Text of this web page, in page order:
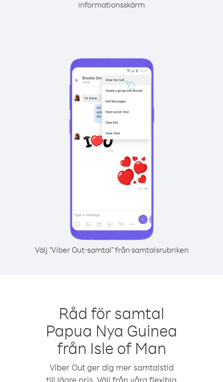
informationsskärm
Välj "Viber Out-samtal" från samtalsrubriken
Råd för samtal
Papua Nya Guinea
från Isle of Man
Viber Out ger dig mer samtalstid
till lägre pris. Välj från våra flexibla